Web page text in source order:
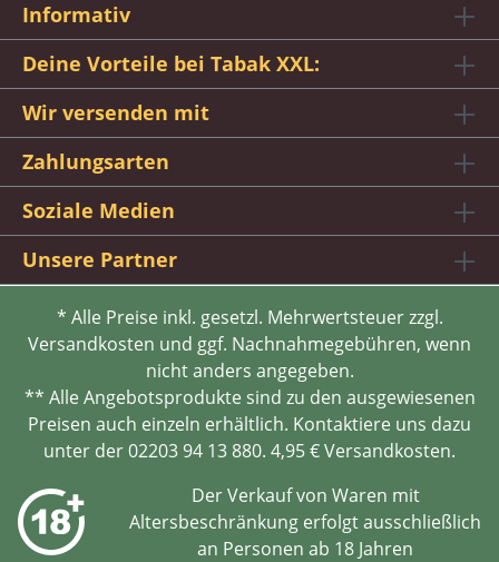
Informativ
Deine Vorteile bei Tabak XXL:
Wir versenden mit
Zahlungsarten
Soziale Medien
Unsere Partner
* Alle Preise inkl. gesetzl. Mehrwertsteuer zzgl.
Versandkosten und ggf. Nachnahmegebühren, wenn
nicht anders angegeben.
** Alle Angebotsprodukte sind zu den ausgewiesenen
Preisen auch einzeln erhältlich. Kontaktiere uns dazu
unter der 02203 94 13 880. 4,95 € Versandkosten.
Der Verkauf von Waren mit
Altersbeschränkung erfolgt ausschließlich
an Personen ab 18 Jahren